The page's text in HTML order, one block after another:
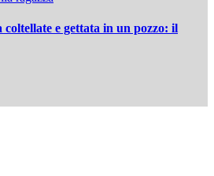
coltellate e gettata in un pozzo: il